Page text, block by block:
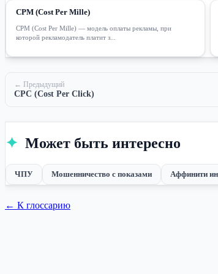
CPM (Cost Per Mille)
CPM (Cost Per Mille) — модель оплаты рекламы, при
которой рекламодатель платит з...
← Предыдущий
CPC (Cost Per Click)
✦ Может быть интересно
ЧПУ Мошенничество с показами Аффинити
← К глоссарию